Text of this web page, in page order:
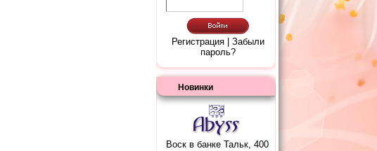
Регистрация |Забыли
пароль?
Новинки
Воск в банке Тальк, 400